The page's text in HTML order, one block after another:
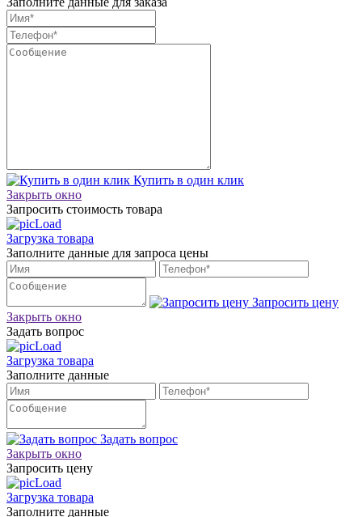
Купить в один клик
Закрыть окно
Запросить стоимость товара
Загрузка товара
Заполните данные для запроса цены
Запросить цену
Закрыть окно
Задать вопрос
Загрузка товара
Заполните данные
Задать вопрос
Закрыть окно
Запросить цену
Загрузка товара
Заполните данные